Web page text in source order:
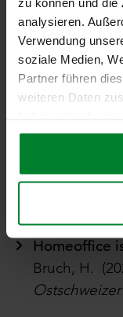
analysieren.
Verwendung
soziale Medien,
Partner führen
weiteren Daten
gesammelt haben.
Bruch, H.
Trendstudien
Bruch, H. &
2023.
Praxisartikel
Homeoffice
Bruch, H.